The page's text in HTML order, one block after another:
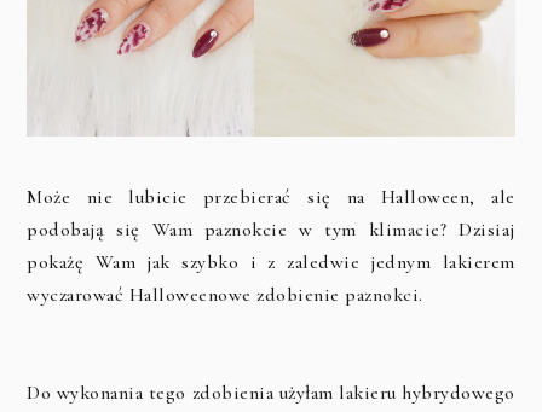
Może nie lubicie przebierać się na Halloween, ale
podobają się Wam paznokcie w tym klimacie? Dzisiaj
pokażę Wam jak szybko i z zaledwie jednym lakierem
wyczarować Halloweenowe zdobienie paznokci.
Do wykonania tego zdobienia użyłam lakieru hybrydowego